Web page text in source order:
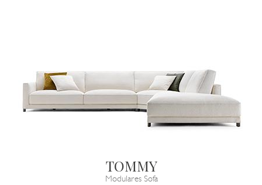
TOMMY
Modulares Sofa